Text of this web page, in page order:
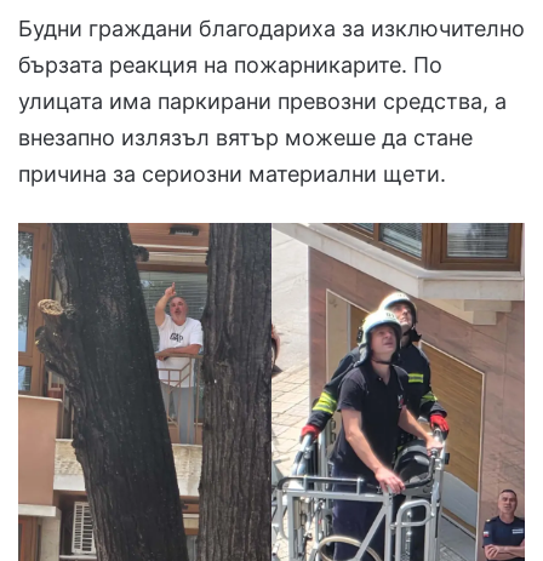
Будни граждани благодариха за изключително
бързата реакция на пожарникарите. По
улицата има паркирани превозни средства, а
внезапно излязъл вятър можеше да стане
причина за сериозни материални щети.